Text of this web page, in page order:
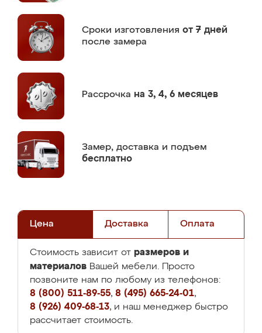
Сроки изготовления от 7 дней
после замера
Рассрочка на 3, 4, 6 месяцев
Замер, доставка и подъем
бесплатно
Цена Доставка Оплата
Стоимость зависит от размеров и
материалов Вашей мебели. Просто
позвоните нам по любому из телефонов:
8 (800) 511-89-55, 8 (495) 665-24-01,
8 (926) 409-68-13, и наш менеджер быстро
рассчитает стоимость.